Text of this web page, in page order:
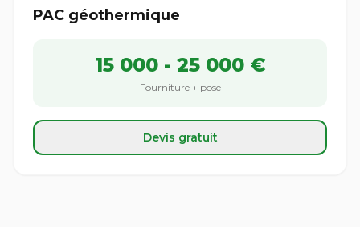
PAC géothermique
15 000 - 25 000 €
Fourniture + pose
Devis gratuit